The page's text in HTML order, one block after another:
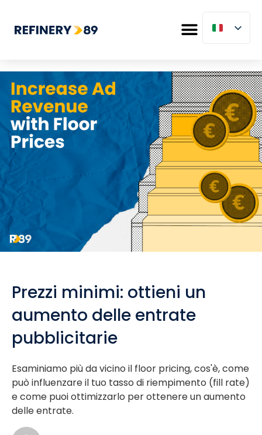
Prezzi minimi: ottieni un
aumento delle entrate
pubblicitarie
Esaminiamo più da vicino il floor pricing, cos'è, come
può influenzare il tuo tasso di riempimento (fill rate)
e come puoi ottimizzarlo per ottenere un aumento
delle entrate.